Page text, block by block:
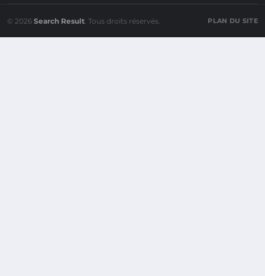
© 2026 Search Result. Tous droits réservés. PLAN DU SITE